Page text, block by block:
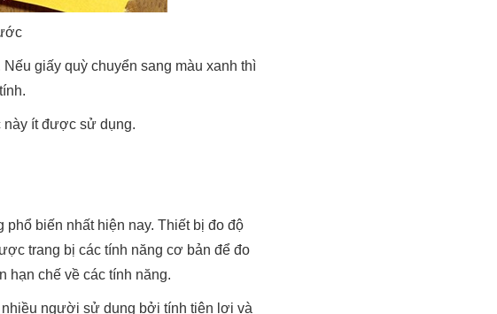
giấy quỳ chuyển sang màu xanh thì
này ít được sử dụng.
biến nhất hiện nay. Thiết bị đo độ
trang bị các tính năng cơ bản để đo
hạn chế về các tính năng.
người sử dụng bởi tính tiện lợi và